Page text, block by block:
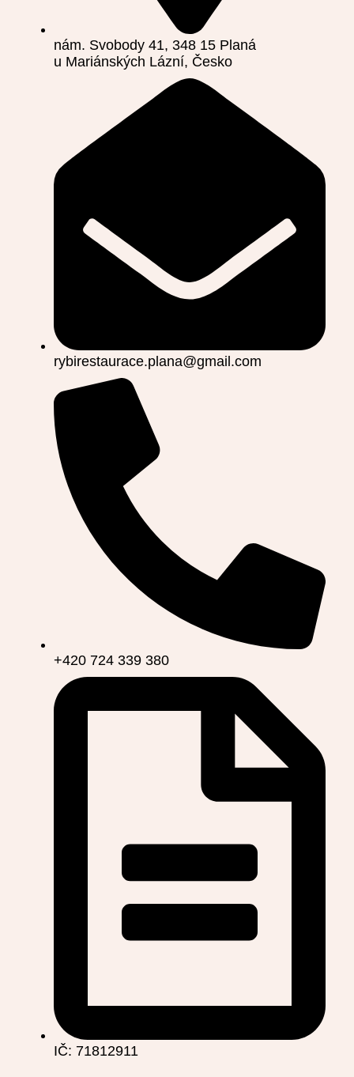
nám. Svobody 41, 348 15 Planá
u Mariánských Lázní, Česko
rybirestaurace.plana@gmail.com
+420 724 339 380
IČ: 71812911